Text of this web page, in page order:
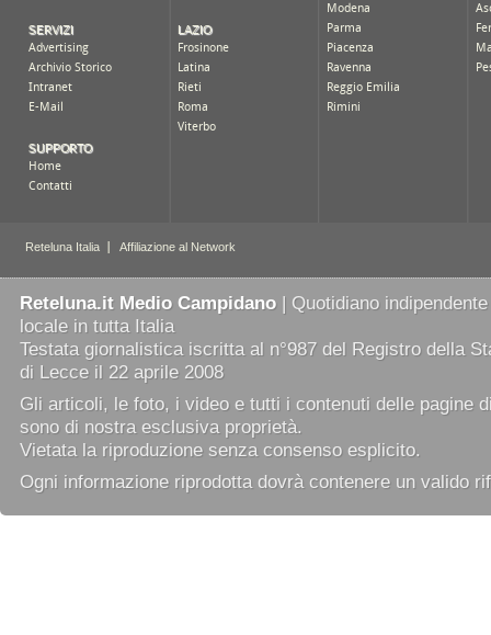
Reteluna.it Medio Campidano | Quotidiano
locale in tutta Italia
Testata giornalistica iscritta al n°987 del Registro della
di Lecce il 22 aprile 2008
Gli articoli, le foto, i video e tutti i contenuti delle pagine
sono di nostra esclusiva proprietà.
Vietata la riproduzione senza consenso esplicito.
Ogni informazione riprodotta dovrà contenere un valido